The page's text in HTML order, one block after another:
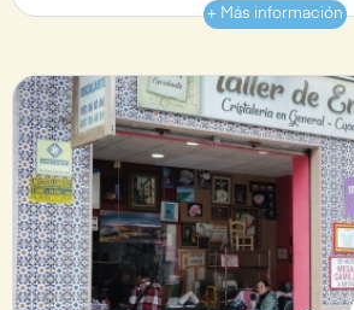
+ Más información